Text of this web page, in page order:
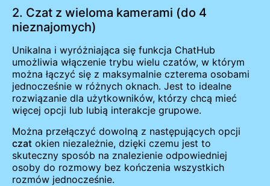
2. Czat z wieloma kamerami (do 4
nieznajomych)
Unikalna i wyróżniająca się funkcja ChatHub
umożliwia włączenie trybu wielu czatów, w którym
można łączyć się z maksymalnie czterema osobami
jednocześnie w różnych oknach. Jest to idealne
rozwiązanie dla użytkowników, którzy chcą mieć
więcej opcji lub lubią interakcje grupowe.
Można przełączyć dowolną z następujących opcji
czat okien niezależnie, dzięki czemu jest to
skuteczny sposób na znalezienie odpowiedniej
osoby do rozmowy bez kończenia wszystkich
rozmów jednocześnie.